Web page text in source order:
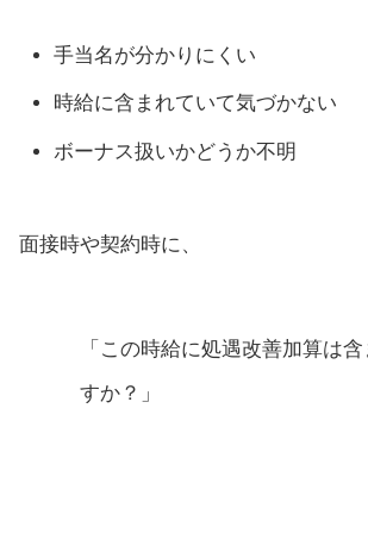
手当名が分かりにくい
時給に含まれていて気づかない
ボーナス扱いかどうか不明
面接時や契約時に、
「この時給に処遇改善加算は
すか？」